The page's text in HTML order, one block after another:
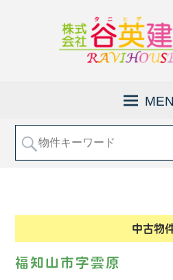
社
谷
福
知
知
山
売
な
ど
の
中古物
福知山市字雲原